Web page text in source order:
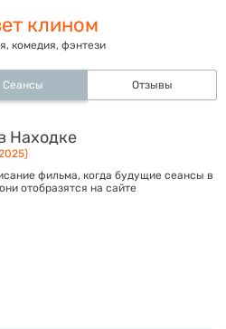
клином
комедия, фэнтези
Сеансы Отзывы
Находке
фильма, когда будущие сеансы в
отобразятся на сайте